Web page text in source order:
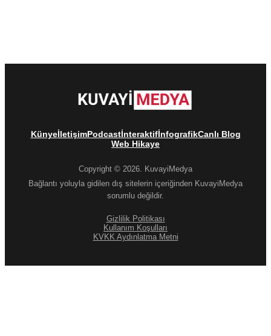
KünyeİletişimPodcastİnteraktifİnfografikCanlı Blog
Web Hikaye
Copyright © 2026. KuvayiMedya
Bağlantı yoluyla gidilen dış sitelerin içeriğinden KuvayiMedya
sorumlu değildir.
Gizlilik Politikası
Kullanım Koşulları
KVKK Aydınlatma Metni